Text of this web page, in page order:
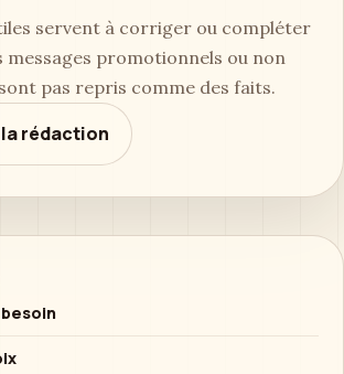
servent à corriger ou compléter
messages promotionnels ou non
pas repris comme des faits.
rédaction